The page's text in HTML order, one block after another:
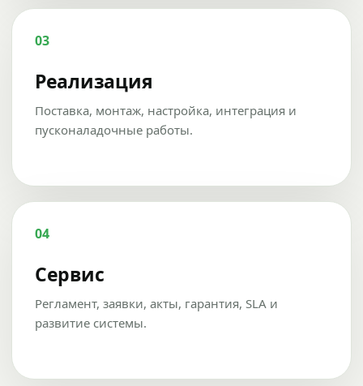
03
Реализация
Поставка, монтаж, настройка, интеграция и
пусконаладочные работы.
04
Сервис
Регламент, заявки, акты, гарантия, SLA и
развитие системы.